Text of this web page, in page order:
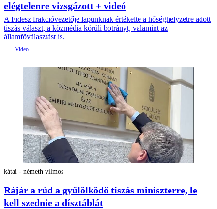
elégtelenre vizsgázott + videó
A Fidesz frakcióvezetője lapunknak értékelte a hőséghelyzetre adott
tiszás választ, a közmédia körüli botrányt, valamint az
államfőválasztást is.
kátai - németh vilmos
Rájár a rúd a gyűlölködő tiszás miniszterre, le
kell szednie a dísztáblát